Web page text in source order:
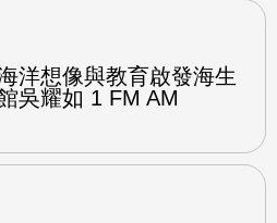
洋想像與教育啟發海生
吳耀如 1 FM AM